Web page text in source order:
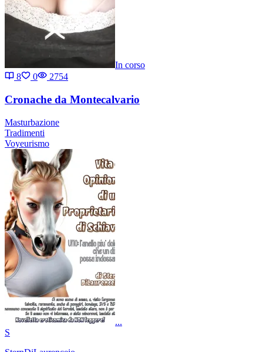
In corso
8
0 2754
Cronache da Montecalvario
Masturbazione
Tradimenti
Voyeurismo
...
S